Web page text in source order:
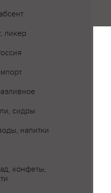
ликер
сидры
напитки
конфеты,